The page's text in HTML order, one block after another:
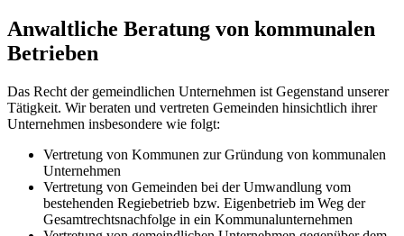
Anwaltliche Beratung von kommunalen
Betrieben
Das Recht der gemeindlichen Unternehmen ist Gegenstand unserer
Tätigkeit. Wir beraten und vertreten Gemeinden hinsichtlich ihrer
Unternehmen insbesondere wie folgt:
Vertretung von Kommunen zur Gründung von kommunalen
Unternehmen
Vertretung von Gemeinden bei der Umwandlung vom
bestehenden Regiebetrieb bzw. Eigenbetrieb im Weg der
Gesamtrechtsnachfolge in ein Kommunalunternehmen